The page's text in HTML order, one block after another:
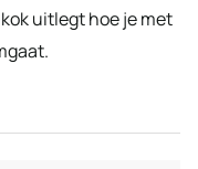
uitlegt hoe je met